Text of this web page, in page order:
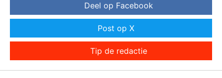
Deel op Facebook
Post op X
Tip de redactie